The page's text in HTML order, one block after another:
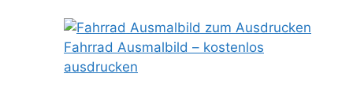
Fahrrad Ausmalbild – kostenlos
ausdrucken